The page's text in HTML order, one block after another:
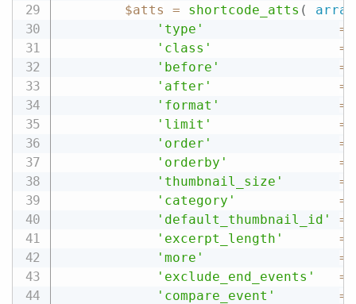
$atts = shortcode_atts ( array
'type'
=
'class'
=
'before'
=
'after'
=
'format'
=
'limit'
=
'order'
=
'orderby'
=
'thumbnail_size'
=
'category'
=
'default_thumbnail_id'
=
'excerpt_length'
=
'more'
=
'exclude_end_events'
=
'compare_event'
=